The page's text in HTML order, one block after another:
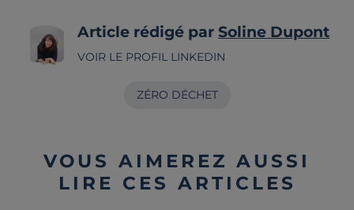
Article rédigé par Soline Dupont
VOIR LE PROFIL LINKEDIN
ZÉRO DÉCHET
VOUS AIMEREZ AUSSI
LIRE CES ARTICLES